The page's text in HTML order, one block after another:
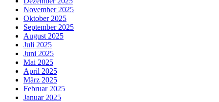
November 2025
Oktober 2025
September 2025
August 2025
Juli 2025
Juni 2025
Mai 2025
April 2025
März 2025
Februar 2025
Januar 2025